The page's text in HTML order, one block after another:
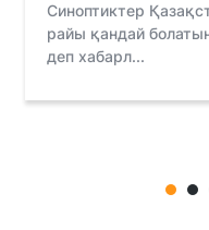
Синоптиктер
райы қандай
деп хабарл...